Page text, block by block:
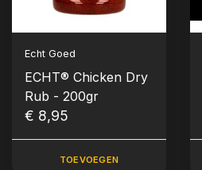
Echt Goed
ECHT® Chicken Dry
Rub - 200gr
€ 8,95
TOEVOEGEN